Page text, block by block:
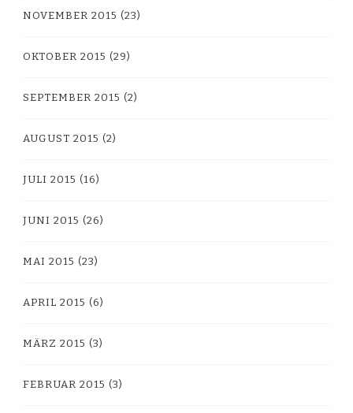
NOVEMBER 2015 (23)
OKTOBER 2015 (29)
SEPTEMBER 2015 (2)
AUGUST 2015 (2)
JULI 2015 (16)
JUNI 2015 (26)
MAI 2015 (23)
APRIL 2015 (6)
MÄRZ 2015 (3)
FEBRUAR 2015 (3)